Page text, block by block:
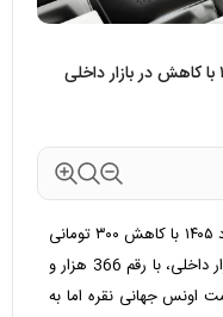
قیمت نقره امروز یکشنبه ۳۱ خرداد ۱۴۰۵ با کاهش در بازار داخلی
قیمت نقره امروز یکشنبه ۳۱ خرداد ۱۴۰۵ با کاهش ۳۰۰ تومانی
نسبت به آخرین معاملات روز گذشته در بازار داخلی، با رقم 366 هزار و
اونس جهانی نقره اما به